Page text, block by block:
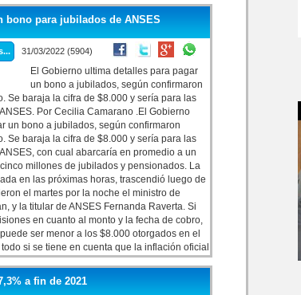
bono para jubilados de ANSES
31/03/2022 (5904)
El Gobierno ultima detalles para pagar
un bono a jubilados, según confirmaron
Se baraja la cifra de $8.000 y sería para las
Por Cecilia Camarano .El Gobierno
un bono a jubilados, según confirmaron
Se baraja la cifra de $8.000 y sería para las
con cual abarcaría en promedio a un
millones de jubilados y pensionados. La
en las próximas horas, trascendió luego de
el martes por la noche el ministro de
y la titular de ANSES Fernanda Raverta. Si
en cuanto al monto y la fecha de cobro,
ser menor a los $8.000 otorgados en el
si se tiene en cuenta que la inflación oficial
en alimentos y bebidas-, y que en el
marzo se registre una baja de precios.
a fin de 2021